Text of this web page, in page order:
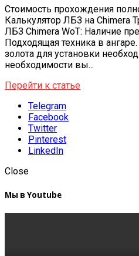
Стоимость прохождения
Калькулятор ЛБЗ на Chimera
ЛБЗ Chimera WoT: Наличие
Подходящая техника в
золота для установки
необходимости вы...
Перейти к статье
Telegram
Facebook
Twitter
Pinterest
LinkedIn
Close
Мы в Youtube